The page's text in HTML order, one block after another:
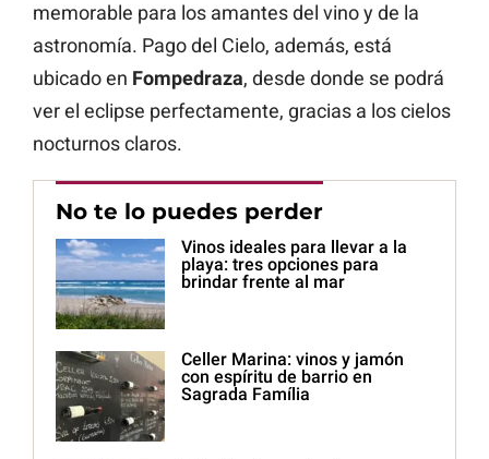
memorable para los amantes del vino y de la
astronomía. Pago del Cielo, además, está
ubicado en Fompedraza, desde donde se podrá
ver el eclipse perfectamente, gracias a los cielos
nocturnos claros.
No te lo puedes perder
Vinos ideales para llevar a la
playa: tres opciones para
brindar frente al mar
Celler Marina: vinos y jamón
con espíritu de barrio en
Sagrada Família